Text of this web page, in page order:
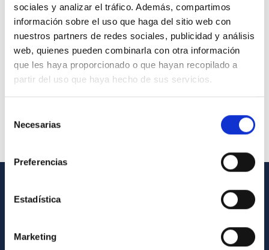
sociales y analizar el tráfico. Además, compartimos
información sobre el uso que haga del sitio web con
nuestros partners de redes sociales, publicidad y análisis
web, quienes pueden combinarla con otra información
que les haya proporcionado o que hayan recopilado a
partir del uso que haya hecho de sus servicios.
Necesarias
Preferencias
Estadística
Marketing
INFORMACIÓN GENERAL
Cómo llegar al IAC